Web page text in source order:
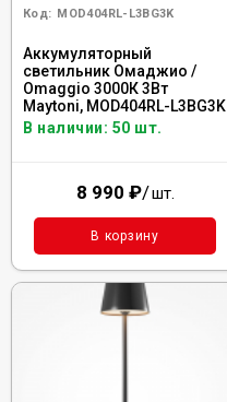
Код: MOD404RL-L3BG3K
Аккумуляторный
светильник Омаджио /
Omaggio 3000К 3Вт
Maytoni, MOD404RL-L3BG3K
В наличии: 50 шт.
8 990 ₽/шт.
В корзину